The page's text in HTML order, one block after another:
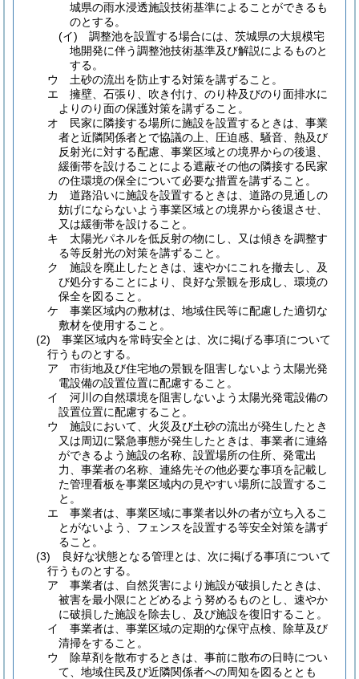
城県の雨水浸透施設技術基準によることができるも
のとする。
(イ)
調整池を設置する場合には、茨城県の大規模宅
地開発に伴う調整池技術基準及び解説によるものと
する。
ウ
土砂の流出を防止する対策を講ずること。
エ
擁壁、石張り、吹き付け、のり枠及びのり面排水に
よりのり面の保護対策を講ずること。
オ
民家に隣接する場所に施設を設置するときは、事業
者と近隣関係者とで協議の上、圧迫感、騒音、熱及び
反射光に対する配慮、事業区域との境界からの後退、
緩衝帯を設けることによる遮蔽その他の隣接する民家
の住環境の保全について必要な措置を講ずること。
カ
道路沿いに施設を設置するときは、道路の見通しの
妨げにならないよう事業区域との境界から後退させ、
又は緩衝帯を設けること。
キ
太陽光パネルを低反射の物にし、又は傾きを調整す
る等反射光の対策を講ずること。
ク
施設を廃止したときは、速やかにこれを撤去し、及
び処分することにより、良好な景観を形成し、環境の
保全を図ること。
ケ
事業区域内の敷材は、地域住民等に配慮した適切な
敷材を使用すること。
(2)
事業区域内を常時安全とは、次に掲げる事項について
行うものとする。
ア
市街地及び住宅地の景観を阻害しないよう太陽光発
電設備の設置位置に配慮すること。
イ
河川の自然環境を阻害しないよう太陽光発電設備の
設置位置に配慮すること。
ウ
施設において、火災及び土砂の流出が発生したとき
又は周辺に緊急事態が発生したときは、事業者に連絡
ができるよう施設の名称、設置場所の住所、発電出
力、事業者の名称、連絡先その他必要な事項を記載し
た管理看板を事業区域内の見やすい場所に設置するこ
と。
エ
事業者は、事業区域に事業者以外の者が立ち入るこ
とがないよう、フェンスを設置する等安全対策を講ず
ること。
(3)
良好な状態となる管理とは、次に掲げる事項について
行うものとする。
ア
事業者は、自然災害により施設が破損したときは、
被害を最小限にとどめるよう努めるものとし、速やか
に破損した施設を除去し、及び施設を復旧すること。
イ
事業者は、事業区域の定期的な保守点検、除草及び
清掃をすること。
ウ
除草剤を散布するときは、事前に散布の日時につい
て、地域住民及び近隣関係者への周知を図るととも